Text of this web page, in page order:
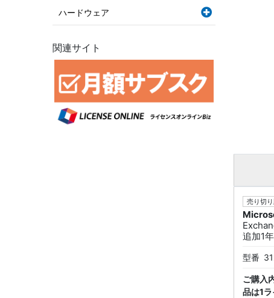
売り切
追加1
型番
ご購入
品は1
ハードウェア
関連サイト